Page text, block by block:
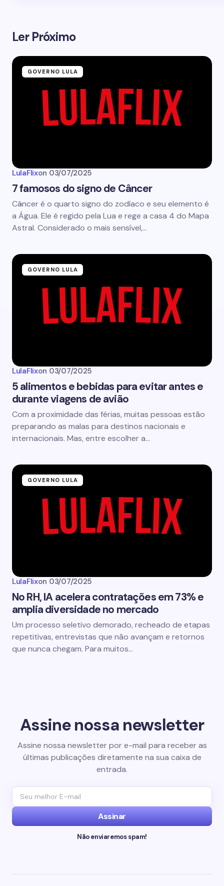
Ler Próximo
GOVERNO LULA
LulaFlixon 03/07/2025
7 famosos do signo de Câncer
Câncer é o quarto signo do zodíaco e seu elemento é
a Água. Ele é regido pela Lua e rege a casa 4 do Mapa
Astral. Considerado o mais sensível,…
GOVERNO LULA
LulaFlixon 03/07/2025
5 alimentos e bebidas para evitar antes e
durante viagens de avião
Com a proximidade das férias, muitas pessoas estão
preparando as malas para destinos nacionais e
internacionais. Mas, entre escolher a…
GOVERNO LULA
LulaFlixon 03/07/2025
No RH, IA acelera contratações em 73% e
amplia diversidade no mercado
Um processo seletivo demorado, recheado de etapas
repetitivas, entrevistas que não avançam e retornos
que nunca chegam. Para muitos…
Assine nossa newsletter
Assine nossa newsletter por e-mail para receber as
últimas publicações diretamente na sua caixa de
entrada.
Assinar
Não enviaremos spam!